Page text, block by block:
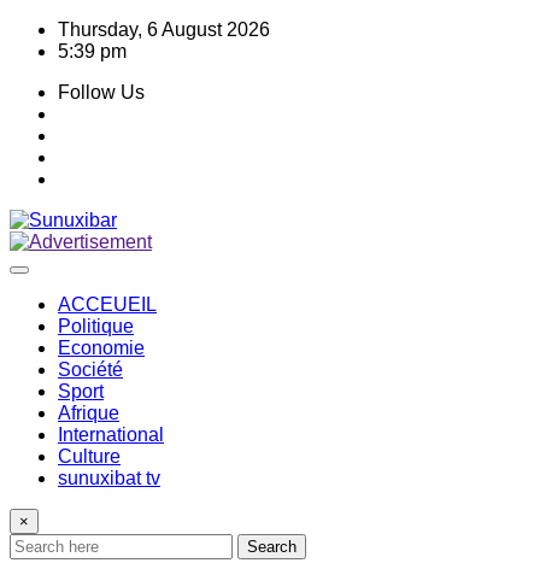
Skip
Thursday, 6 August 2026
5:39 pm
Follow Us
ACCEUEIL
Politique
Economie
Société
Sport
Afrique
International
Culture
sunuxibat tv
×
Search